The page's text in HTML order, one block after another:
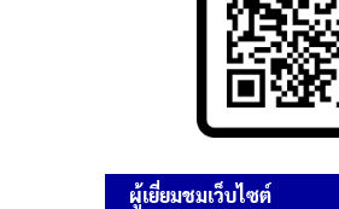
ผู้เยี่ยมชมเว็บไซต์